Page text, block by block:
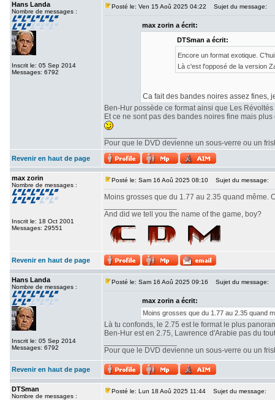
Hans Landa
Nombre de messages :
Inscrit le: 05 Sep 2014
Messages: 6792
Posté le: Ven 15 Aoû 2025 04:22 Sujet du message:
max zorin a écrit:
DTSman a écrit:
Encore un format exotique.
Là c'est l'opposé de la version
Ca fait des bandes noires assez fines,
Ben-Hur possède ce format ainsi que Les
Et ce ne sont pas des bandes noires fine mais
Pour que le DVD devienne un sous-verre ou un
Revenir en haut de page
max zorin
Nombre de messages :
Inscrit le: 18 Oct 2001
Messages: 29551
Posté le: Sam 16 Aoû 2025 08:10 Sujet du message:
Moins grosses que du 1.77 au 2.35 quand même.
And did we tell you the name of the game, boy?
Revenir en haut de page
Hans Landa
Nombre de messages :
Inscrit le: 05 Sep 2014
Messages: 6792
Posté le: Sam 16 Aoû 2025 09:16 Sujet du message:
max zorin a écrit:
Moins grosses que du 1.77 au 2.35 quand
Là tu confonds, le 2.75 est le format le plus
Ben-Hur est en 2.75, Lawrence d'Arabie pas du
Pour que le DVD devienne un sous-verre ou un
Revenir en haut de page
DTSman
Nombre de messages :
Posté le: Lun 18 Aoû 2025 11:44 Sujet du message: